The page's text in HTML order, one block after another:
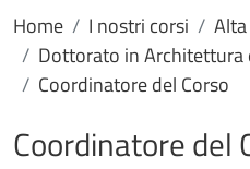
Home I nostri corsi
Dottorato in Architettura
Coordinatore del Corso
Coordinatore del